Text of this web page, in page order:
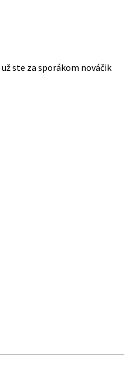
ste za sporákom nováčik